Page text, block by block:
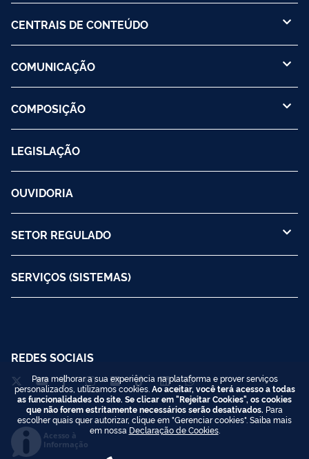
CENTRAIS DE CONTEÚDO
COMUNICAÇÃO
COMPOSIÇÃO
LEGISLAÇÃO
OUVIDORIA
SETOR REGULADO
SERVIÇOS (SISTEMAS)
REDES SOCIAIS
Acesso à
Informação
Para melhorar a sua experiência na plataforma e prover serviços
personalizados, utilizamos cookies. Ao aceitar, você terá acesso a todas
as funcionalidades do site. Se clicar em "Rejeitar Cookies", os cookies
que não forem estritamente necessários serão desativados. Para
escolher quais quer autorizar, clique em "Gerenciar cookies". Saiba mais
em nossa Declaração de Cookies.